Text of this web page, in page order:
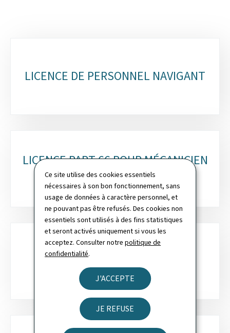
Ce site utilise des cookies essentiels
nécessaires à son bon fonctionnement, sans
usage de données à caractère personnel, et
ne pouvant pas être refusés. Des cookies non
essentiels sont utilisés à des fins statistiques
et seront activés uniquement si vous les
acceptez. Consulter notrepolitique de
confidentialité.
J'ACCEPTE
JE REFUSE
rubriques
LICENCE DE PERSONNEL NAVIGANT
LICENCE PART 66 POUR MÉCANICIEN
D’AVION
LICENCE ATCO